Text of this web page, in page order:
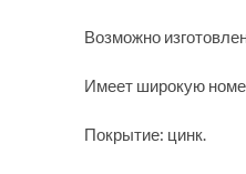
Возможно
Имеет широкую
Покрытие: цинк.